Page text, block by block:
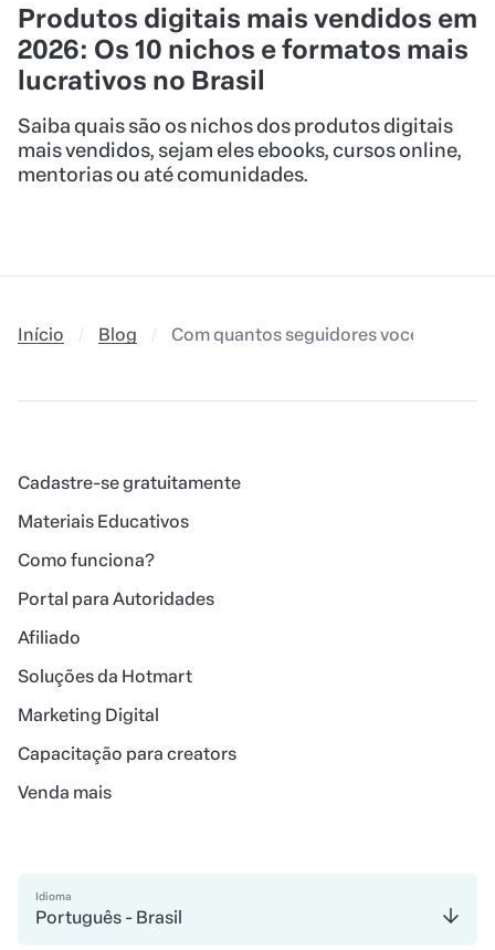
Produtos digitais mais vendidos em
2026: Os 10 nichos e formatos mais
lucrativos no Brasil
Saiba quais são os nichos dos produtos digitais
mais vendidos, sejam eles ebooks, cursos online,
mentorias ou até comunidades.
Início Blog Com quantos seguidores você
Cadastre-se gratuitamente
Materiais Educativos
Como funciona?
Portal para Autoridades
Afiliado
Soluções da Hotmart
Marketing Digital
Capacitação para creators
Venda mais
Idioma
Português - Brasil